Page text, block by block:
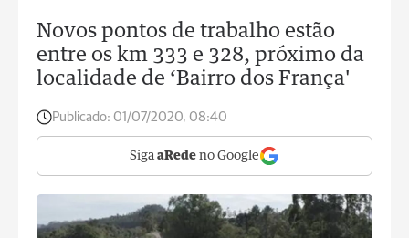
Novos pontos de trabalho estão
entre os km 333 e 328, próximo da
localidade de ‘Bairro dos França'
Publicado: 01/07/2020, 08:40
Siga aRede no Google